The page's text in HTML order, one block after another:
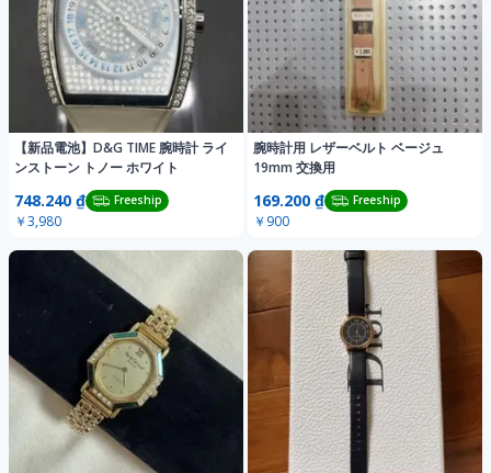
【新品電池】D&G TIME 腕時計 ライ
ンストーン トノー ホワイト
748.240 ₫ Freeship
￥3,980
腕時計用 レザーベルト ベージュ
19mm 交換用
169.200 ₫ Freeship
￥900